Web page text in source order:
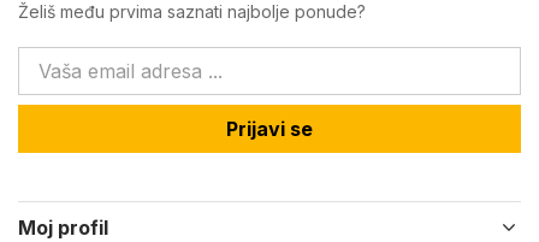
Želiš među prvima saznati najbolje ponude?
Prijavi se
Moj profil